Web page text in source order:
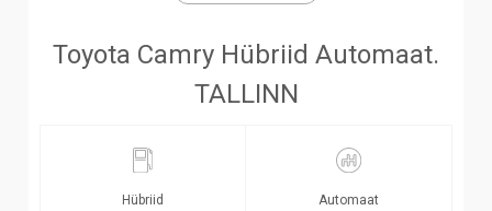
Toyota Camry Hübriid Automaat.
TALLINN
Hübriid Automaat